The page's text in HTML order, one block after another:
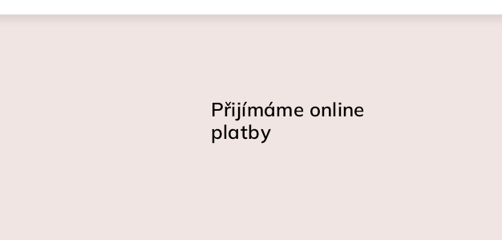
Přijímáme online
platby